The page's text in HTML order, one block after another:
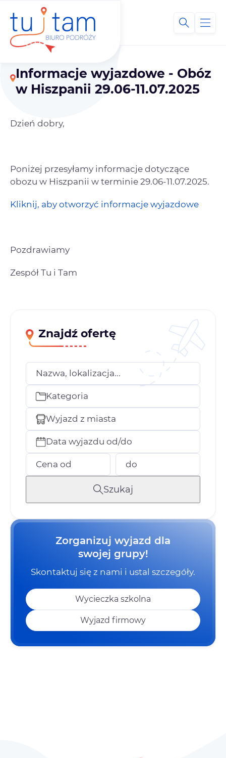
Informacje wyjazdowe - Obóz
w Hiszpanii 29.06-11.07.2025
Dzień dobry,
Poniżej przesyłamy informacje dotyczące
obozu w Hiszpanii w terminie 29.06-11.07.2025.
Kliknij, aby otworzyć informacje wyjazdowe
Pozdrawiamy
Zespół Tu i Tam
Znajdź ofertę
Nazwa, lokalizacja...
Kategoria
Wyjazd z miasta
Data wyjazdu od/do
Cena od do
Szukaj
Zorganizuj wyjazd dla
swojej grupy!
Skontaktuj się z nami i ustal szczegóły.
Wycieczka szkolna
Wyjazd firmowy